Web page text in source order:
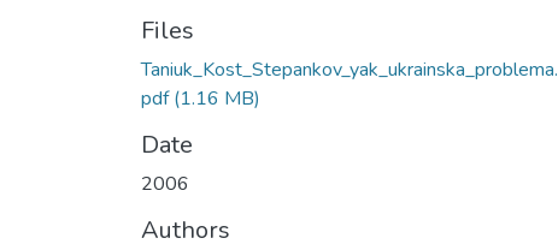
Files
Taniuk_Kost_Stepankov_yak_ukrainska_problema.
pdf(1.16 MB)
Date
2006
Authors